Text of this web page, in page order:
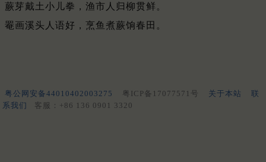
蕨芽戴土小儿拳，渔市人归柳贯鲜。
罨画溪头人语好，烹鱼煮蕨饷春田。
粤公网安备44010402003275 粤ICP备17077571号 关于本站
联
系我们
客服：+86 136 0901 3320